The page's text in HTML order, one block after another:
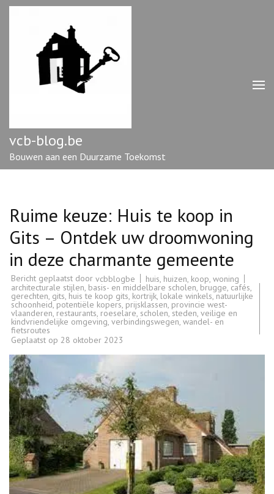
Ga
vcb-blog.be
Bouwen aan een Duurzame Toekomst
Ruime keuze: Huis te koop in
Gits – Ontdek uw droomwoning
in deze charmante gemeente
Bericht geplaatst door vcbblogbe huis huizen koop woning
architecturale stijlen, basis- en middelbare scholen, brugge, cafés,
gerechten, gits, huis te koop gits, kortrijk, lokale winkels,natuurlijke
schoonheid,potentiële kopers, prijsklassen, provincie west-
vlaanderen, restaurants, roeselare, scholen, steden, veilige en
kindvriendelijke omgeving, verbindingswegen, wandel- en
fietsroutes
Geplaatst op 28 oktober 2023